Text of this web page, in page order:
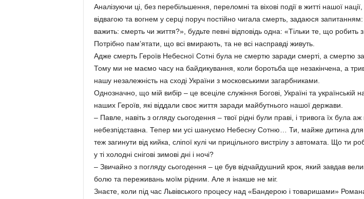
Аналізуючи ці, без перебільшення, переломні та віхові події в житті нашої нації,
відвагою та вогнем у серці поруч постійно чигала смерть, задаюся
важить: смерть чи життя?», будьте певні відповідь одна: «Тільки те, що робить
Потрібно пам’ятати, що всі вмирають, та не всі насправді живуть.
Адже смерть Героїв Небесної Сотні була не смертю заради смерті, а смертю
Тому ми не маємо часу на байдикування, коли боротьба ще незакінчена, а
нашу незалежність на сході України з московськими загарбниками.
Однозначно, що мій вибір – це всеціле служіння Богові, Україні та українській
наших Героїв, які віддали своє життя заради майбутнього нашої держави.
– Павле, навіть з огляду сьогодення – твої рідні були праві, і тривога їх була аж
небезпідставна. Тепер ми усі шануємо Небесну Сотню… Ти, майже дитина для
теж загинути від кийка, сліпої кулі чи прицільного вистрілу з автомата. Що ти
у ті холодні снігові зимові дні і ночі?
– Звичайно з погляду сьогодення – це був відчайдушний крок, який завдав
болю та переживань моїм рідним. Але я інакше не міг.
Знаєте, коли під час Львівського процесу над «Бандерою і товаришами»